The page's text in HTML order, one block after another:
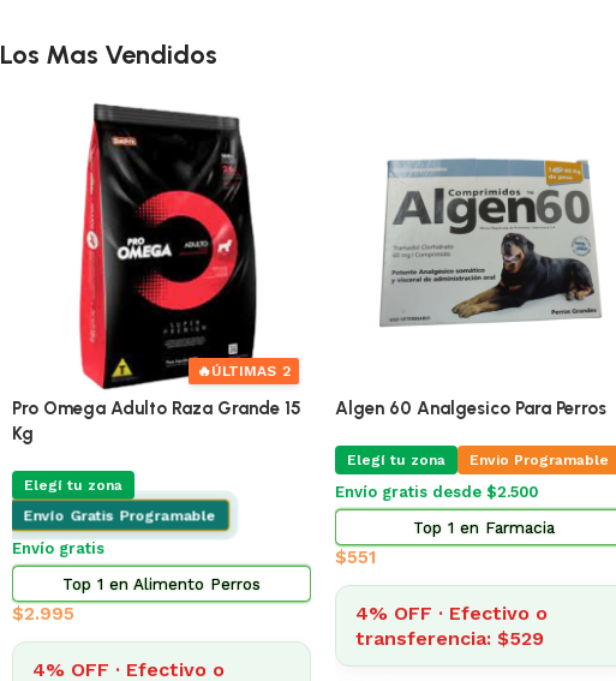
Los Mas Vendidos
🔥ÚLTIMAS 4
Pro Omega Cachorro Pequeño 1 Kg
Envío gratis desde $2.500
Top 13 en Alimento Perros
$356
4% OFF · Efectivo o
transferencia: $342
Pro Omega Cachorro Pequeño 3 Kg
Elegí tu zona Envio Programable
Envío gratis desde $2.500
Top 2 en Alimento Perros
$873
4% OFF · Efectivo o
transferencia: $838